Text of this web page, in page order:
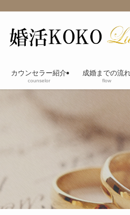
カウンセラー紹介
counselor
成婚までの流
flow